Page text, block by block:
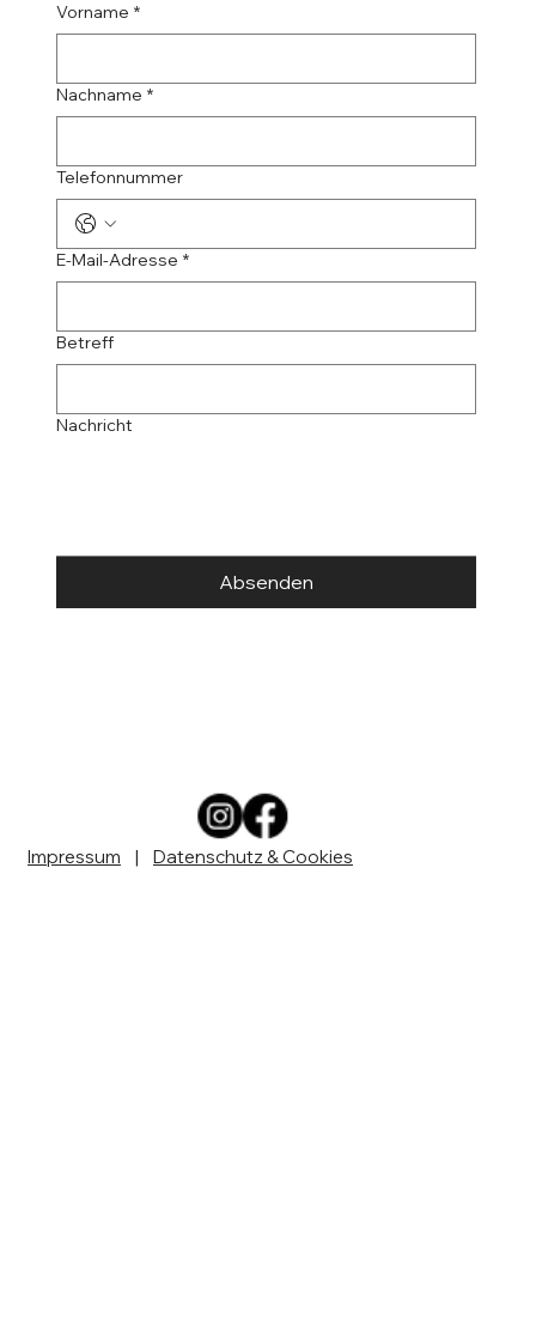
Vorname *
Nachname *
Telefonnummer
E-Mail-Adresse *
Betreff
Nachricht
Absenden
Impressum | Datenschutz & Cookies